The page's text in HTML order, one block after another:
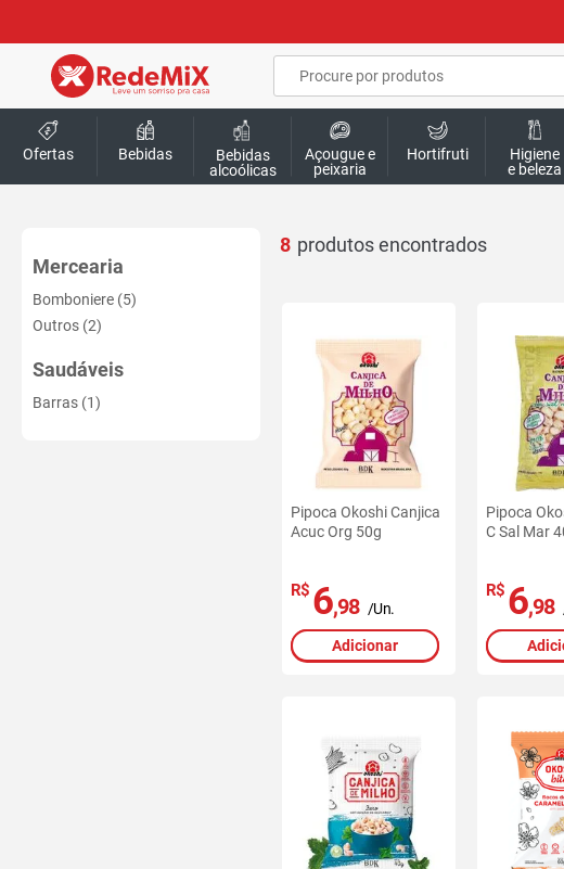
Ofertas Bebidas
Bebidas
alcoólicas
Açougue e
peixaria
Hortifruti
Higiene
e beleza
Mercearia
Bomboniere (5)
Outros (2)
Saudáveis
Barras (1)
8
Pipoca Okoshi Canjica
Acuc Org 50g
R$ 6,98 /Un.
Adicionar
Pipoca
C Sal Mar
R$ 6,98